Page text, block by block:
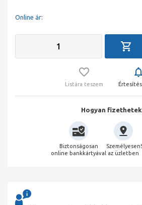
Online ár:
Listára teszem
Hogyan
Biztonságosan
online bankkártyával
Személyesen
az üzletben